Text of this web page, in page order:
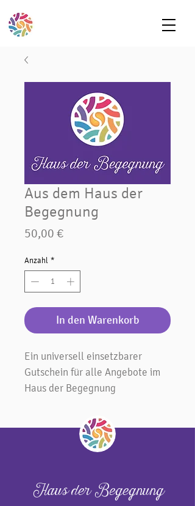
Aus dem Haus der
Begegnung
50,00 €Preis
Anzahl *
In den Warenkorb
Ein universell einsetzbarer
Gutschein für alle Angebote im
Haus der Begegnung
Haus der Begegnung